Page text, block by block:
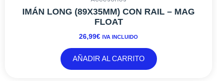
IMÁN LONG (89X35MM) CON RAIL – MAG
FLOAT
26,99€ IVA INCLUIDO
AÑADIR AL CARRITO